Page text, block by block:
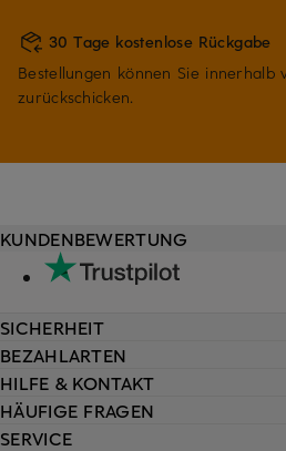
30 Tage kostenlose Rückgabe
Bestellungen können Sie innerhalb
zurückschicken.
HILFE & KONTAKT
HÄUFIGE FRAGEN
SERVICE
KUNDENBEWERTUNG
SICHERHEIT
BEZAHLARTEN